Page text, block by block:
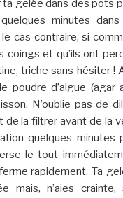
ta gelée dans des pots
minutes
le cas contraire, si
coings et qu’ils ont
triche sans hésiter !
poudre d’algue (agar
N’oublie pas de
de la filtrer avant de la
quelques minutes
le tout
rapidement. Ta
mais, n’aies